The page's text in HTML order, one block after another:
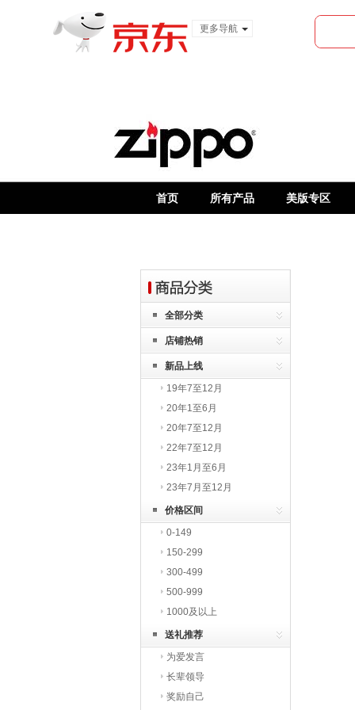
更多导航
首页 所有产品 美版专区
全部分类
店铺热销
新品上线
19年7至12月
20年1至6月
20年7至12月
22年7至12月
23年1月至6月
23年7月至12月
价格区间
0-149
150-299
300-499
500-999
1000及以上
送礼推荐
为爱发言
长辈领导
奖励自己